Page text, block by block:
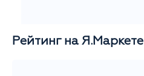
Рейтинг на Я.Маркете